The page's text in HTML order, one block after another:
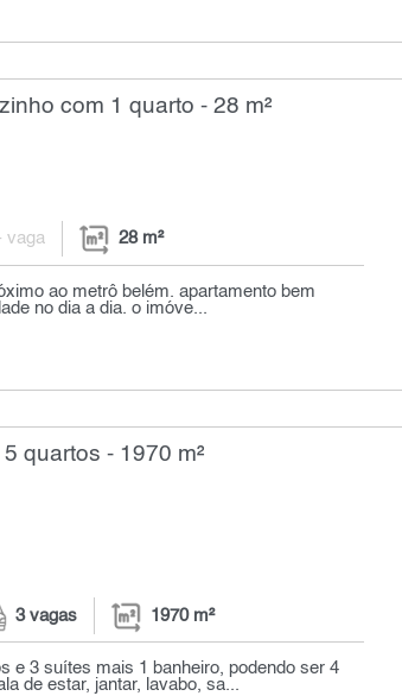
com 1 quarto - 28 m²
vaga 28 m²
ao metrô belém. apartamento bem
no dia a dia. o imóve...
quartos - 1970 m²
3 vagas 1970 m²
e 3 suítes mais 1 banheiro, podendo ser 4
de estar, jantar, lavabo, sa...